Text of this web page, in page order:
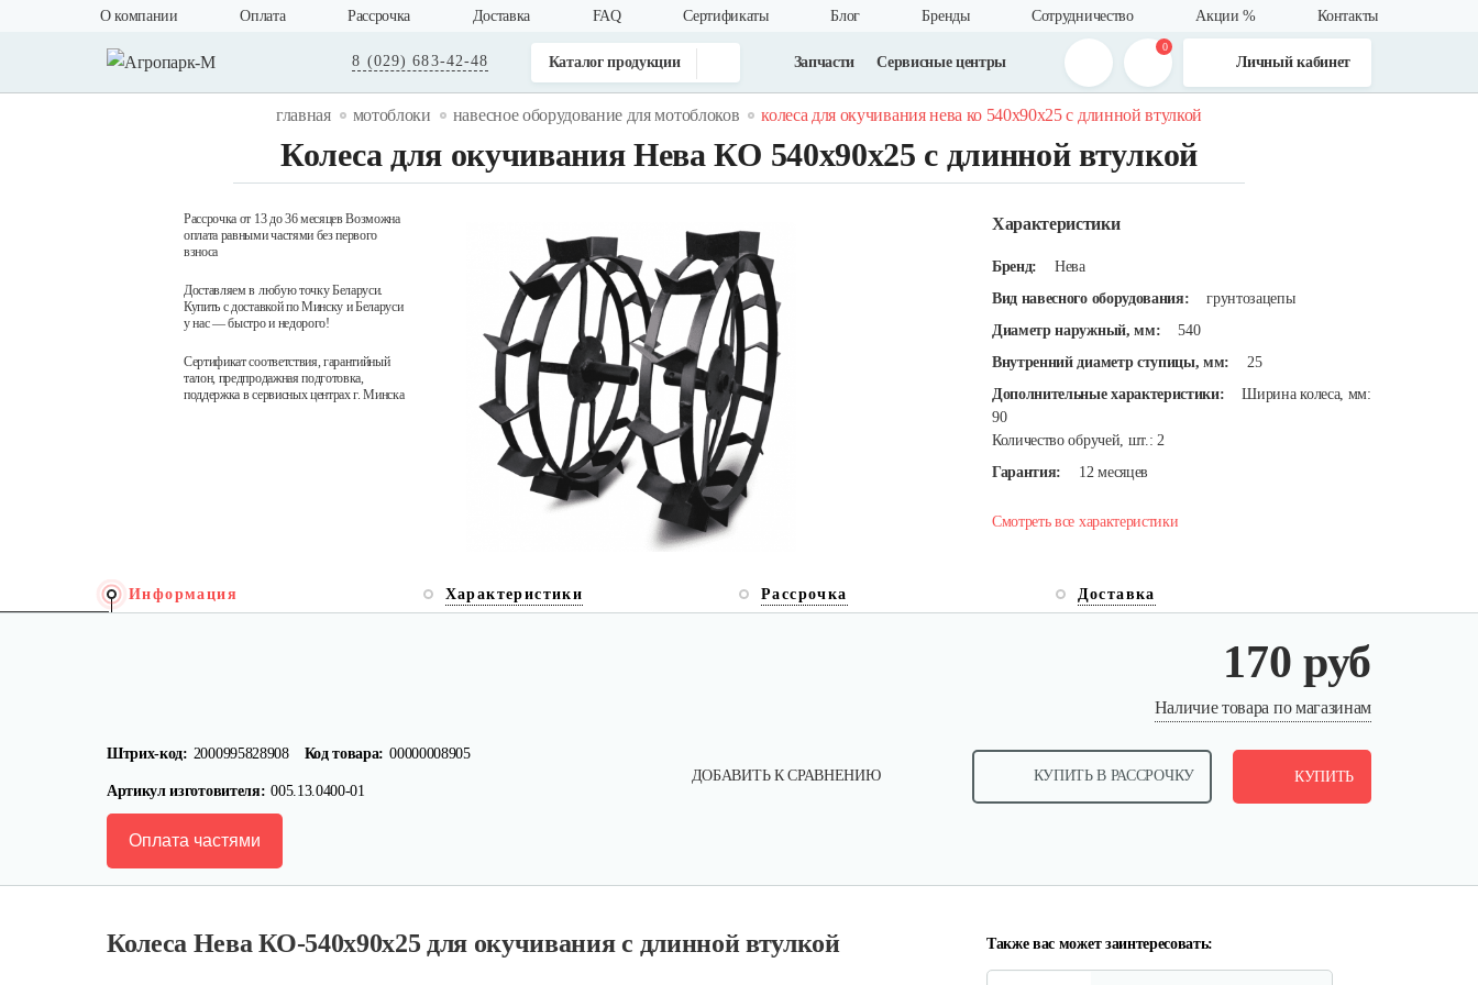
О компании Оплата Рассрочка Доставка FAQ Cертификаты Блог Бренды Сотрудничество Акции % Контакты
8 (029) 683-42-48 Каталог продукции Запчасти Сервисные центры
0
Личный кабинет
главная мотоблоки навесное оборудование для мотоблоков колеса для окучивания нева ко 540х90х25 с длинной втулкой
Колеса для окучивания Нева КО 540х90х25 с длинной втулкой
Рассрочка от 13 до 36 месяцев Возможна
оплата равными частями без первого
взноса
Доставляем в любую точку Беларуси.
Купить с доставкой по Минску и Беларуси
у нас — быстро и недорого!
Сертификат соответствия, гарантийный
талон, предпродажная подготовка,
поддержка в сервисных центрах г. Минска
Характеристики
Бренд:
Нева
Вид навесного оборудования:
грунтозацепы
Диаметр наружный, мм:
540
Внутренний диаметр ступицы, мм:
25
Дополнительные характеристики:
Ширина колеса, мм:
90
Количество обручей, шт.: 2
Гарантия:
12 месяцев
Смотреть все характеристики
Информация Характеристики Рассрочка Доставка
170 руб
Наличие товара по магазинам
Штрих-код: 2000995828908 Код товара: 00000008905
Артикул изготовителя: 005.13.0400-01
ДОБАВИТЬ К СРАВНЕНИЮ КУПИТЬ В РАССРОЧКУ КУПИТЬ
Оплата частями
Колеса Нева КО-540х90х25 для окучивания с длинной втулкой Также вас может заинтересовать:
Лопата-отвал Forza ЭЛОМБ
225 руб Смотреть